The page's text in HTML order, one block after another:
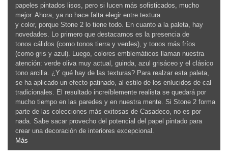
papeles pintados lisos, pero si lucen más sofisticados, mucho
mejor. Ahora, ya no hace falta elegir entre textura
y color, porque Stone 2 lo tiene todo. En cuanto a la paleta, hay
novedades. Lo primero que destacamos es la presencia de
tonos cálidos (como tonos tierra y verdes), y tonos más fríos
(como gris y azul). Luego, colores emblemáticos llaman nuestra
atención: verde oliva muy actual, guinda, azul grisáceo y el clásico
tono arcilla. ¿Y qué hay de las texturas? Para realzar esta paleta,
se ha aplicado un efecto patinado, al estilo de los enlucidos de cal
tradicionales. El resultado increíblemente realista se quedará por
mucho tiempo en las paredes y en nuestra mente. Si Stone 2 forma
parte de las colecciones más exitosas de Casadeco, no es por
nada. Sabe sacar provecho del potencial del papel pintado para
crear una decoración de interiores excepcional.
Más